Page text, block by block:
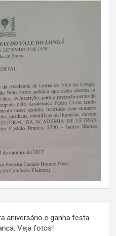
aniversário e ganha festa
Veja fotos!